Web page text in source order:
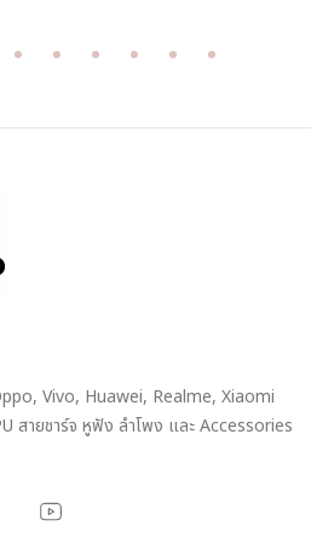
Vivo, Huawei, Realme, Xiaomi
สายชาร์จ หูฟัง ลำโพง และ Accessories